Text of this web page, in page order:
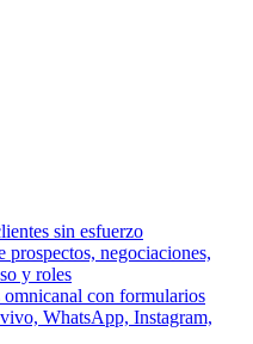
sin esfuerzo
prospectos, negociaciones,
y roles
con formularios
WhatsApp, Instagram,